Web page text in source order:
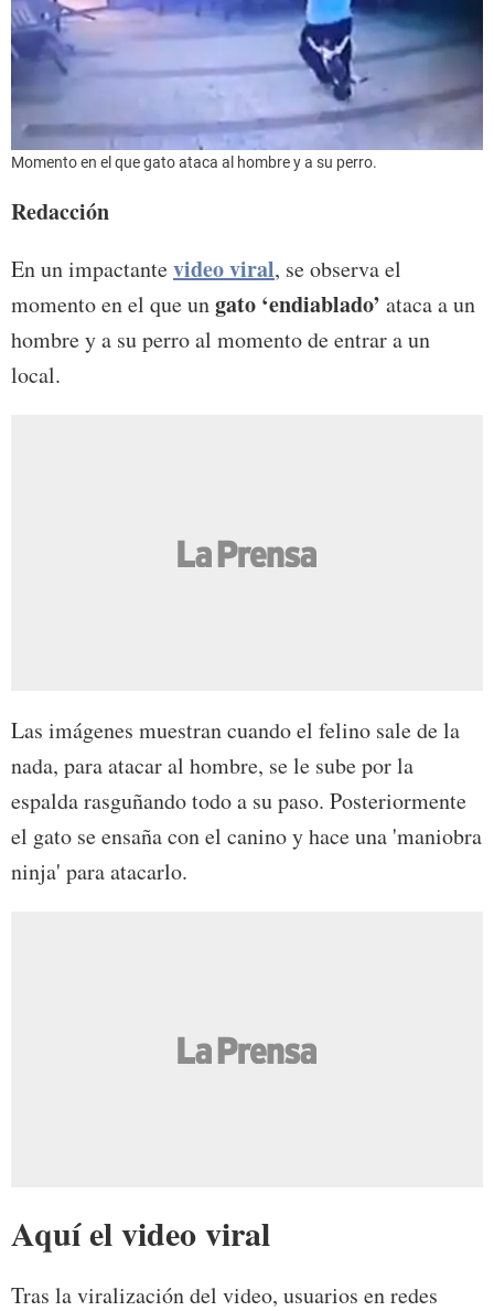
Momento en el que gato ataca al hombre y a su perro.
Redacción
En un impactantevideo viral, se observa el
momento en el que ungato ‘endiablado’ ataca a un
hombre y a su perro al momento de entrar a un
local.
Las imágenes muestran cuando el felino sale de la
nada, para atacar al hombre, se le sube por la
espalda rasguñando todo a su paso. Posteriormente
el gato se ensaña con el canino y hace una 'maniobra
ninja' para atacarlo.
Aquí el video viral
Tras la viralización del video, usuarios en redes